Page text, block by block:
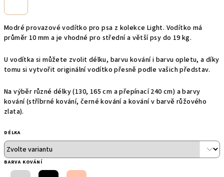
Modré provazové vodítko pro psa z kolekce Light. Vodítko má
průměr 10 mm a je vhodné pro střední a větší psy do 19 kg.
U vodítka si můžete zvolit délku, barvu kování i barvu opletu, a díky
tomu si vytvořit originální vodítko přesně podle vašich představ.
Na výběr různé délky (130, 165 cm a přepínací 240 cm) a barvy
kování (stříbrné kování, černé kování a kování v barvě růžového
zlata).
DÉLKA
BARVA KOVÁNÍ